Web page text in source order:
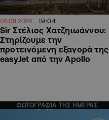
06.08.2026 19:04
Sir Στέλιος Χατζηιωάννου:
Στηρίζουμε την
προτεινόμενη εξαγορά της
easyJet από την Apollo
ΦΩΤΟΓΡΑΦΙΑ ΤΗΣ ΗΜΕΡΑΣ